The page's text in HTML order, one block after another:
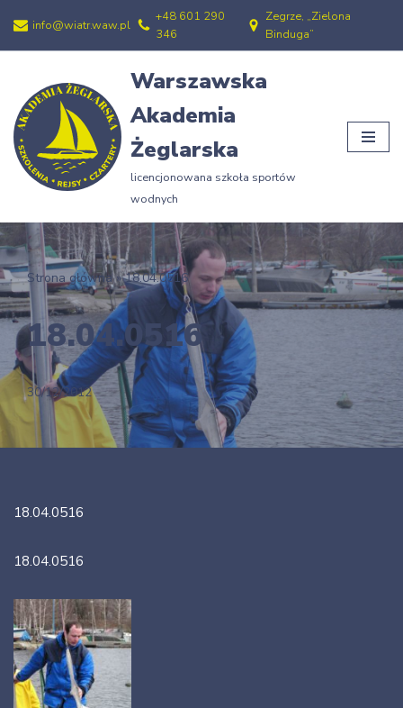
Przejdź
treści
info@wiatr.waw.pl
+48 601 290
346
Zegrze, „Zielona
Binduga”
Warszawska
Akademia
Żeglarska
licencjonowana szkoła sportów
wodnych
Strona główna»18.04.0516
18.04.0516
30/12/2012
18.04.0516
18.04.0516